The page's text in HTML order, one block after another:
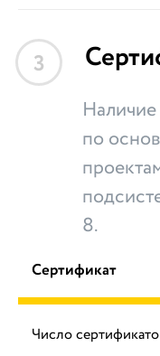
3
по
8.
Сертификат
Число